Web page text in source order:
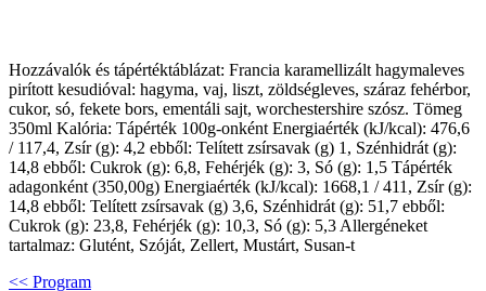
Hozzávalók és tápértéktáblázat: Francia karamellizált hagymaleves
pirított kesudióval: hagyma, vaj, liszt, zöldségleves, száraz fehérbor,
cukor, só, fekete bors, ementáli sajt, worchestershire szósz. Tömeg
350ml Kalória: Tápérték 100g-onként Energiaérték (kJ/kcal): 476,6
/ 117,4, Zsír (g): 4,2 ebből: Telített zsírsavak (g) 1, Szénhidrát (g):
14,8 ebből: Cukrok (g): 6,8, Fehérjék (g): 3, Só (g): 1,5 Tápérték
adagonként (350,00g) Energiaérték (kJ/kcal): 1668,1 / 411, Zsír (g):
14,8 ebből: Telített zsírsavak (g) 3,6, Szénhidrát (g): 51,7 ebből:
Cukrok (g): 23,8, Fehérjék (g): 10,3, Só (g): 5,3 Allergéneket
tartalmaz: Glutént, Szóját, Zellert, Mustárt, Susan-t
<< Program